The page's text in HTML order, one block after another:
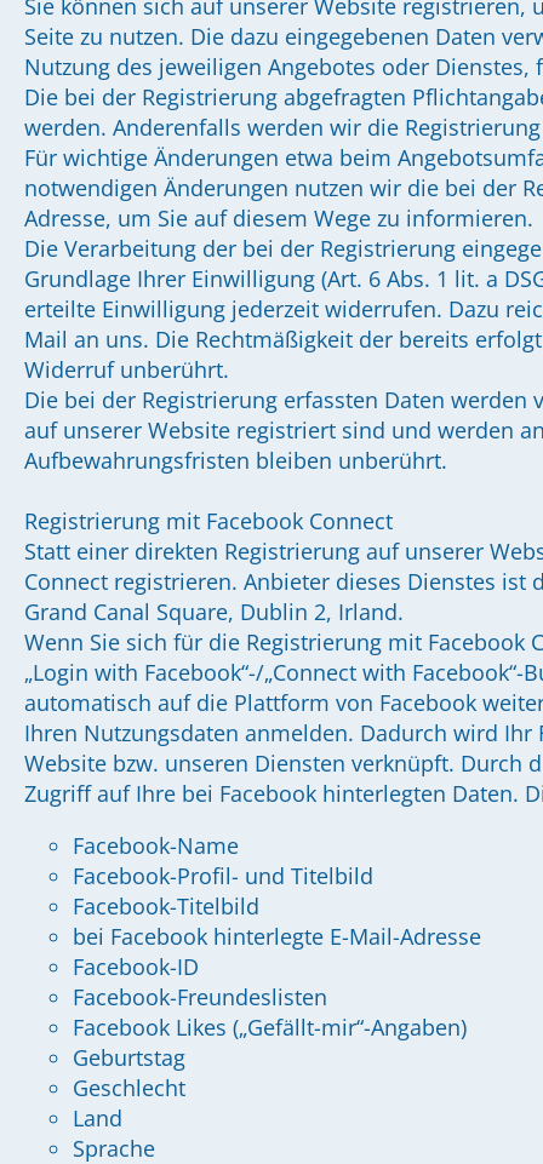
Sie können sich auf unserer Website registrieren,
Seite zu nutzen. Die dazu eingegebenen Daten
Nutzung des jeweiligen Angebotes oder
Die bei der Registrierung abgefragten
werden. Anderenfalls werden wir die
Für wichtige Änderungen etwa beim
notwendigen Änderungen nutzen wir die bei der
Adresse, um Sie auf diesem Wege zu informieren.
Die Verarbeitung der bei der Registrierung
Grundlage Ihrer Einwilligung (Art. 6 Abs. 1 lit. a
erteilte Einwilligung jederzeit widerrufen. Dazu
Mail an uns. Die Rechtmäßigkeit der bereits
Widerruf unberührt.
Die bei der Registrierung erfassten Daten werden
auf unserer Website registriert sind und werden
Aufbewahrungsfristen bleiben unberührt.
Registrierung mit Facebook Connect
Statt einer direkten Registrierung auf unserer
Connect registrieren. Anbieter dieses Dienstes ist
Grand Canal Square, Dublin 2, Irland.
Wenn Sie sich für die Registrierung mit Facebook
„Login with Facebook“-/„Connect with
automatisch auf die Plattform von Facebook
Ihren Nutzungsdaten anmelden. Dadurch wird Ihr
Website bzw. unseren Diensten verknüpft. Durch
Zugriff auf Ihre bei Facebook hinterlegten Daten.
Facebook-Name
Facebook-Profil- und Titelbild
Facebook-Titelbild
bei Facebook hinterlegte E-Mail-Adresse
Facebook-ID
Facebook-Freundeslisten
Facebook Likes („Gefällt-mir“-Angaben)
Geburtstag
Geschlecht
Land
Sprache